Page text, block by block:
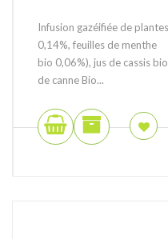
Infusion gazéifiée de
0,14%, feuilles de menthe
bio 0,06%), jus de cassis
de canne Bio...